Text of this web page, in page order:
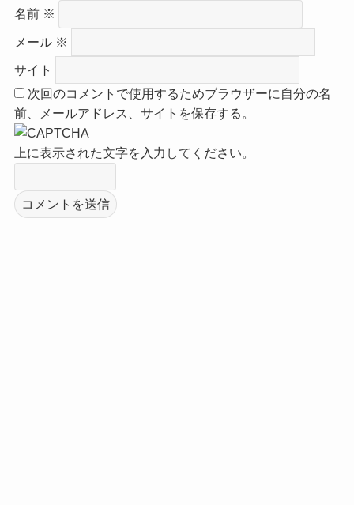
名前 ※
メール ※
サイト
次回のコメントで使用するためブラウザーに自分の名
前、メールアドレス、サイトを保存する。
上に表示された文字を入力してください。